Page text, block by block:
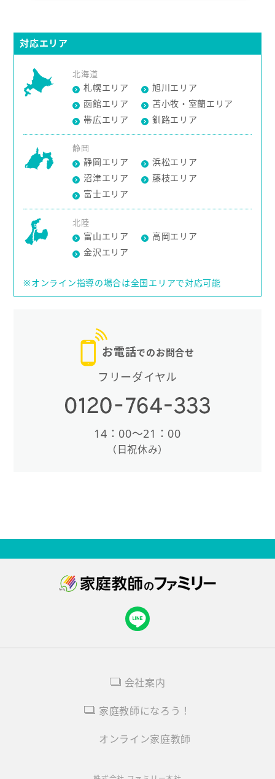
お電話でのお問合せ
フリーダイヤル
14：00〜21：00
（日祝休み）
対応エリア
北海道
札幌エリア
旭川エリア
函館エリア
苫小牧・室蘭エリア
帯広エリア
釧路エリア
静岡
静岡エリア
浜松エリア
沼津エリア
藤枝エリア
富士エリア
北陸
富山エリア
高岡エリア
金沢エリア
※オンライン指導の場合は全国エリアで対応可能
オンライン家庭教師
家庭教師になろう！
会社案内